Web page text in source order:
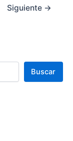
Siguiente →
Buscar